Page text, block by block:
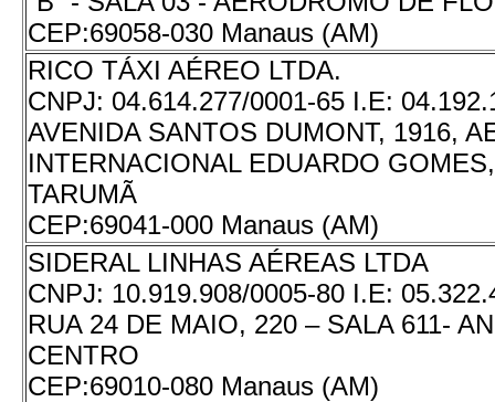
CEP:69058-030 Manaus (AM)
RICO TÁXI AÉREO LTDA.
CNPJ: 04.614.277/0001-65 I.E:
AVENIDA SANTOS DUMONT, 1916,
INTERNACIONAL EDUARDO
TARUMÃ
CEP:69041-000 Manaus (AM)
SIDERAL LINHAS AÉREAS LTDA
CNPJ: 10.919.908/0005-80 I.E:
RUA 24 DE MAIO, 220 – SALA 611-
CENTRO
CEP:69010-080 Manaus (AM)